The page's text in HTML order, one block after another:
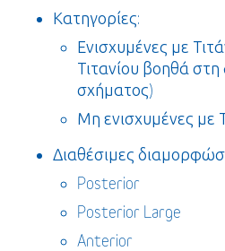
Κατηγορίες:
Ενισχυμένες με
Τιτανίου βοηθά
σχήματος)
Μη ενισχυμένες με
Διαθέσιμες
Posterior
Posterior Large
Anterior